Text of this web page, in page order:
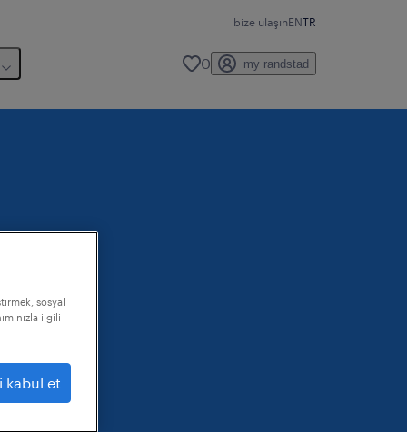
bize ulaşınENTR
0 my randstad
sosyal
ilgili
kabul et